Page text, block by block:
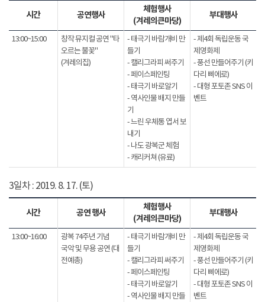
시간 공연행사
체험행사
(겨레의큰마당)
부대행사
13:00~15:00
창작 뮤지컬 공연 "타
오르는 불꽃"
(겨레의집)
- 태극기 바람개비 만
들기
- 캘리그라피 써주기
- 페이스페인팅
- 태극기 바로알기
- 역사인물 배지 만들
기
- 느린 우체통 엽서 보
내기
- 나도 광복군 체험
- 캐리커쳐 (유료)
- 제4회 독립운동 국
제영화제
- 풍선 만들어주기 (키
다리 삐에로)
- 대형 포토존 SNS 이
벤트
3일차 : 2019. 8. 17. (토)
시간 공연 행사
체험행사
(겨레의큰마당)
부대행사
13:00~16:00
광복 74주년 기념
국악 및 무용 공연 (대
전예총)
- 태극기 바람개비 만
들기
- 캘리그라피 써주기
- 페이스페인팅
- 태극기 바로알기
- 역사인물 배지 만들
- 제4회 독립운동 국
제영화제
- 풍선 만들어주기 (키
다리 삐에로)
- 대형 포토존 SNS 이
벤트